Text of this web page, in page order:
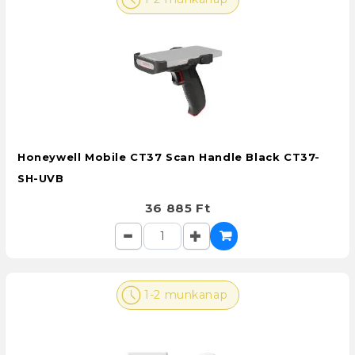
Honeywell Mobile CT37 Scan Handle Black CT37-
SH-UVB
36 885 Ft
1-2 munkanap